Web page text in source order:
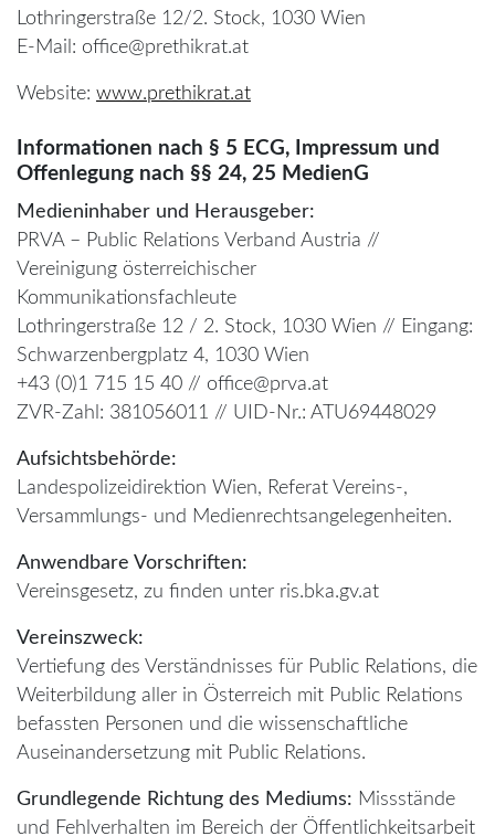
Lothringerstraße 12/2. Stock, 1030 Wien
E-Mail: office@prethikrat.at
Website: www.prethikrat.at
Informationen nach § 5 ECG, Impressum und
Offenlegung nach §§ 24, 25 MedienG
Medieninhaber und Herausgeber:
PRVA – Public Relations Verband Austria //
Vereinigung österreichischer
Kommunikationsfachleute
Lothringerstraße 12 / 2. Stock, 1030 Wien // Eingang:
Schwarzenbergplatz 4, 1030 Wien
+43 (0)1 715 15 40 // office@prva.at
ZVR-Zahl: 381056011 // UID-Nr.: ATU69448029
Aufsichtsbehörde:
Landespolizeidirektion Wien, Referat Vereins-,
Versammlungs- und Medienrechtsangelegenheiten.
Anwendbare Vorschriften:
Vereinsgesetz, zu finden unter ris.bka.gv.at
Vereinszweck:
Vertiefung des Verständnisses für Public Relations, die
Weiterbildung aller in Österreich mit Public Relations
befassten Personen und die wissenschaftliche
Auseinandersetzung mit Public Relations.
Grundlegende Richtung des Mediums: Missstände
und Fehlverhalten im Bereich der Öffentlichkeitsarbeit